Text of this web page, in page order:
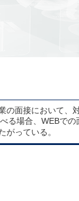
の面接において、
る場合、WEBでの
がっている。